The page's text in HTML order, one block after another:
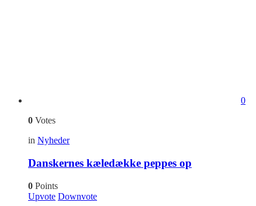
0
0 Votes
in Nyheder
Danskernes kæledække peppes op
0 Points
Upvote Downvote